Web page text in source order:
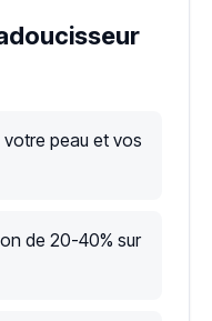
votre peau et vos
de 20-40% sur